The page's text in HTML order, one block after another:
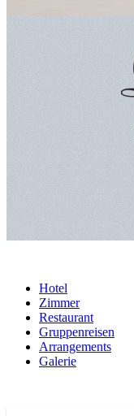
Hotel
Zimmer
Restaurant
Gruppenreisen
Arrangements
Galerie